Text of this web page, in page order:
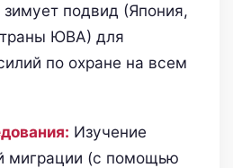
подвид (Япония,
ЮВА) для
по охране на всем
Изучение
миграции (с помощью